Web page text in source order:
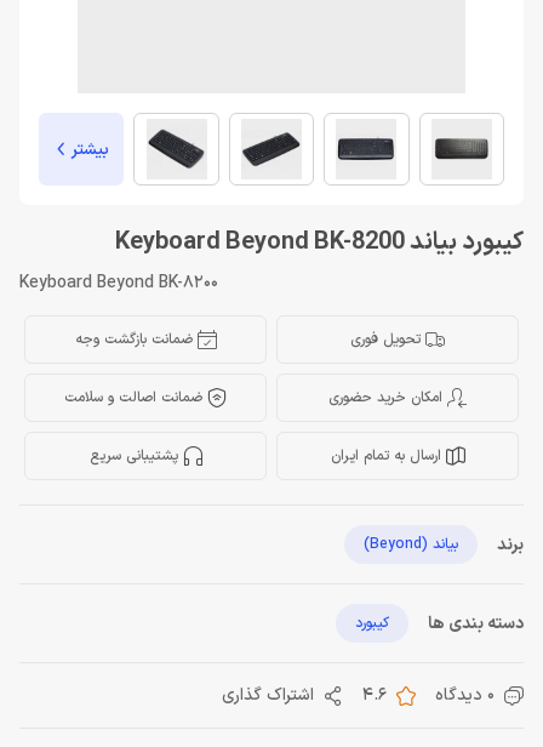
بیشتر
کیبورد بیاند Keyboard Beyond BK-8200
Keyboard Beyond BK-8200
تحویل فوری ضمانت بازگشت وجه
امکان خرید حضوری ضمانت اصالت و سلامت
ارسال به تمام ایران پشتیبانی سریع
برند بیاند (Beyond)
دسته بندی ها کیبورد
0 دیدگاه 4.6 اشتراک گذاری